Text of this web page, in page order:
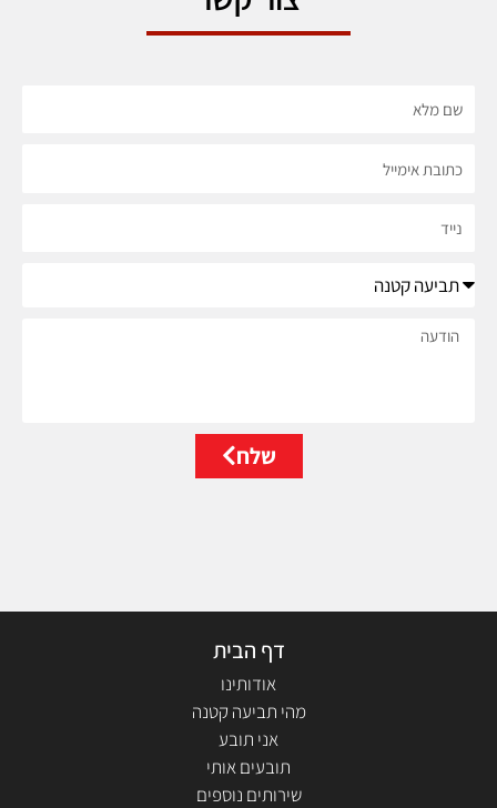
מלא
אימייל
הודעה
שלח
דף הבית
אודותינו
מהי תביעה קטנה
אני תובע
תובעים אותי
שירותים נוספים